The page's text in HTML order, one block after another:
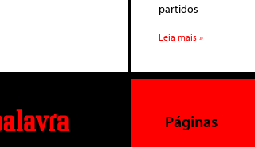
partidos
Leia mais »
Páginas